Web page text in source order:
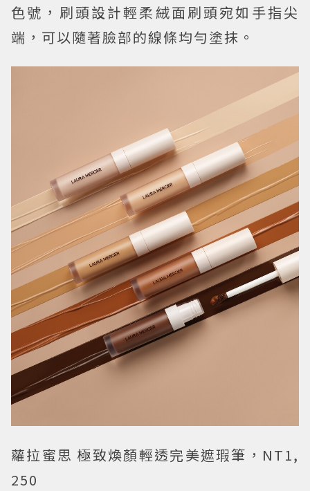
色號，刷頭設計輕柔絨面刷頭宛如手指尖
端，可以隨著臉部的線條均勻塗抹。
蘿拉蜜思 極致煥顏輕透完美遮瑕筆，NT1,
250